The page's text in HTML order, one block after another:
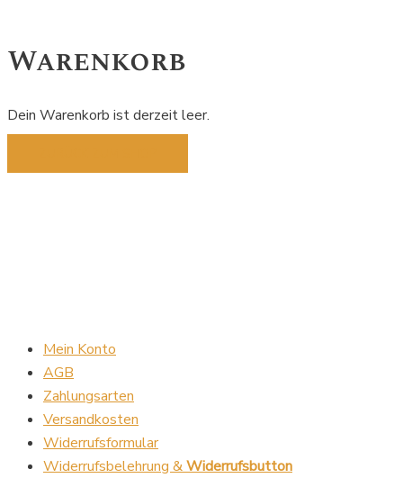
Warenkorb
Dein Warenkorb ist derzeit leer.
Mein Konto
AGB
Zahlungsarten
Versandkosten
Widerrufsformular
Widerrufsbelehrung &Widerrufsbutton